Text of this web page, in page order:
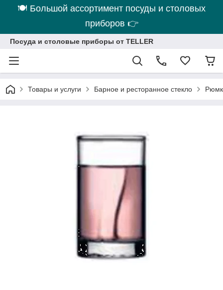
🍽 Большой ассортимент посуды и столовых
приборов 👉
Посуда и столовые приборы от TELLER
Товары и услуги Барное и ресторанное стекло